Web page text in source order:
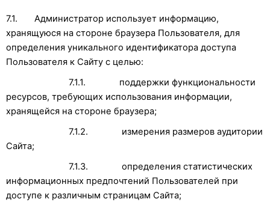
7.1. Администратор использует информацию,
хранящуюся на стороне браузера Пользователя, для
определения уникального идентификатора доступа
Пользователя к Сайту с целью:
7.1.1. поддержки функциональности
ресурсов, требующих использования информации,
хранящейся на стороне браузера;
7.1.2. измерения размеров аудитории
Сайта;
7.1.3. определения статистических
информационных предпочтений Пользователей при
доступе к различным страницам Сайта;